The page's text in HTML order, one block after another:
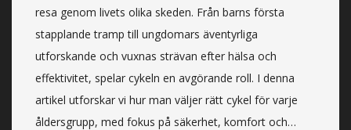
resa genom livets olika skeden. Från barns första
stapplande tramp till ungdomars äventyrliga
utforskande och vuxnas strävan efter hälsa och
effektivitet, spelar cykeln en avgörande roll. I denna
artikel utforskar vi hur man väljer rätt cykel för varje
åldersgrupp, med fokus på säkerhet, komfort och…